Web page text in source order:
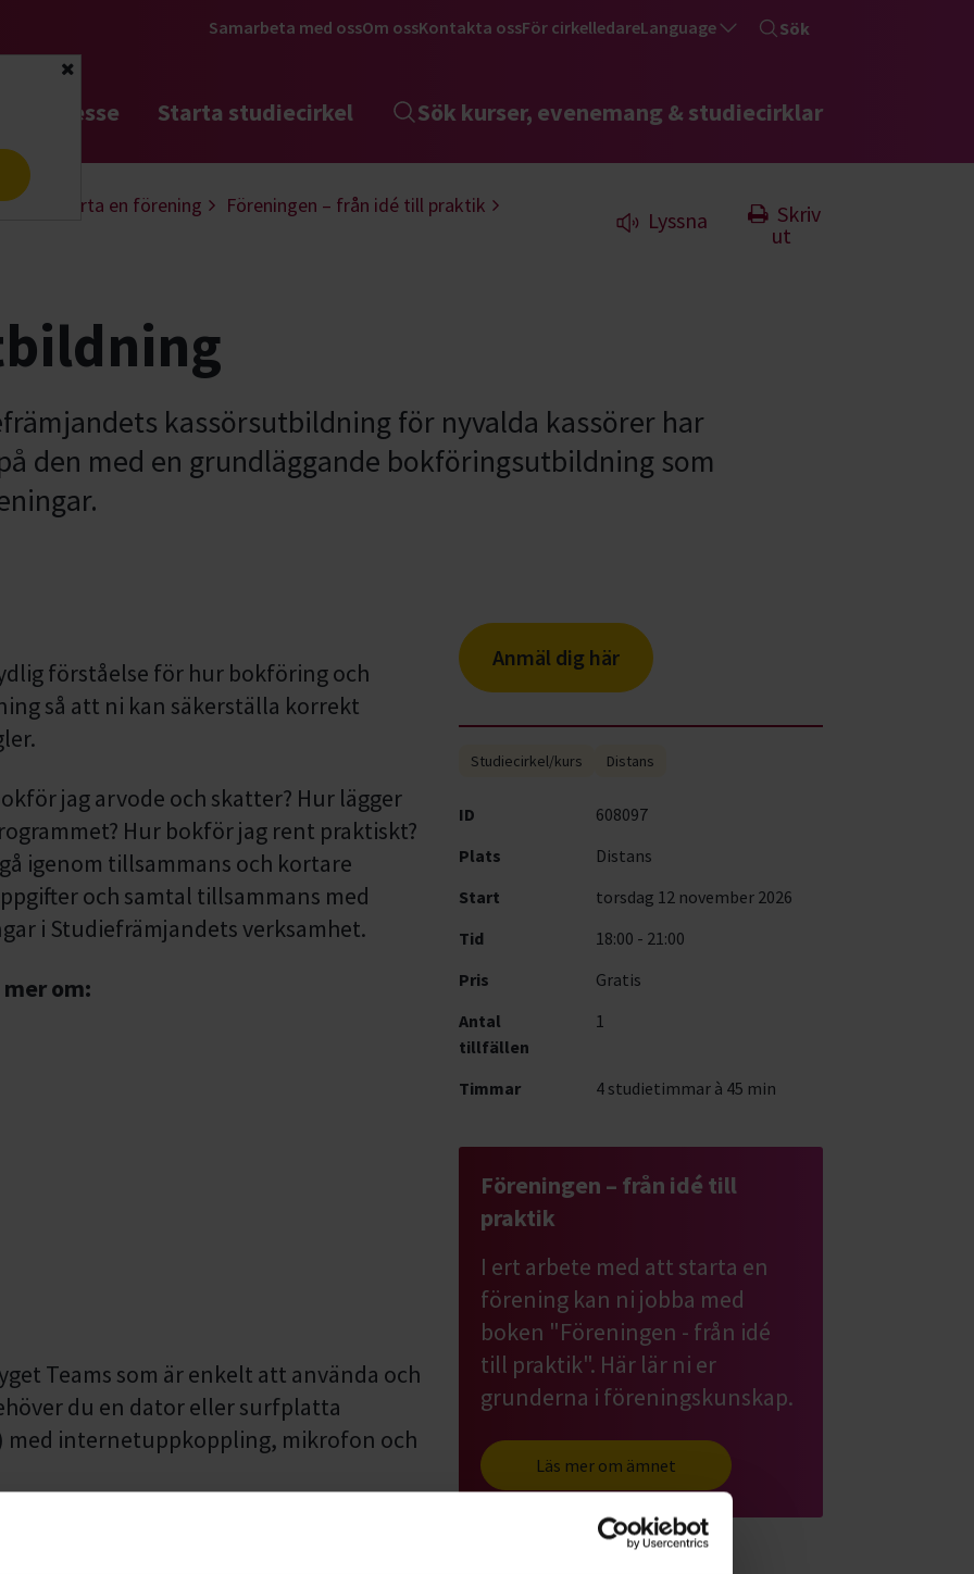
Stäng
Samarbeta med ossOm ossKontakta ossFör cirkelledareLanguage Sök
intresse Starta studiecirkel Sök kurser, evenemang & studiecirklar
Starta en förening
Föreningen – från idé till praktik
Lyssna
Skriv
ut
kassörsutbildning för nyvalda kassörer har
den med en grundläggande bokföringsutbildning som
förståelse för hur bokföring och
så att ni kan säkerställa korrekt
jag arvode och skatter? Hur lägger
Hur bokför jag rent praktiskt?
igenom tillsammans och kortare
och samtal tillsammans med
i Studiefrämjandets verksamhet.
om:
Teams som är enkelt att använda och
du en dator eller surfplatta
med internetuppkoppling, mikrofon och
redan idag!
Anmäl dig här
Studiecirkel/kurs Distans
ID
608097
Plats
Distans
Start
torsdag 12 november 2026
Tid
18:00 - 21:00
Pris
Gratis
Antal
tillfällen
1
Timmar 4 studietimmar à 45 min
Föreningen – från idé till
praktik
I ert arbete med att starta en
förening kan ni jobba med
boken "Föreningen - från idé
till praktik". Här lär ni er
grunderna i föreningskunskap.
Läs mer om ämnet